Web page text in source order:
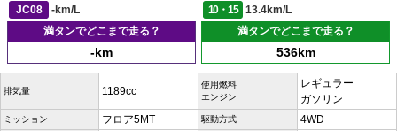
JC08
-km/L 10・15
13.4km/L
満タンでどこまで走る？
-km
満タンでどこまで走る？
536km
排気量 1189cc
使用燃料
エンジン
レギュラー
ガソリン
ミッション フロア5MT 駆動方式 4WD